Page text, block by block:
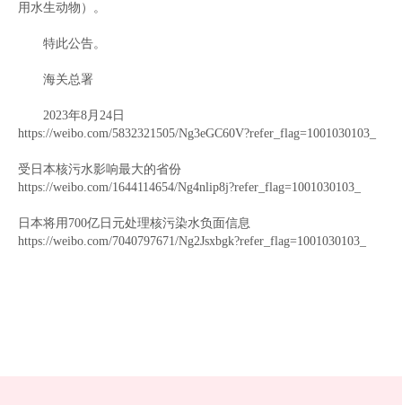
用水生动物）。
特此公告。
海关总署
2023年8月24日
https://weibo.com/5832321505/Ng3eGC60V?refer_flag=1001030103_
受日本核污水影响最大的省份
https://weibo.com/1644114654/Ng4nlip8j?refer_flag=1001030103_
日本将用700亿日元处理核污染水负面信息
https://weibo.com/7040797671/Ng2Jsxbgk?refer_flag=1001030103_